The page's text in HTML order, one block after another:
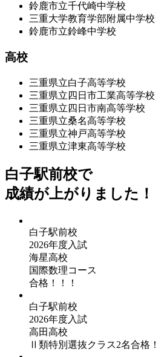
鈴鹿市立千代崎中学校
三重大学教育学部附属中学校
鈴鹿市立鈴峰中学校
高校
三重県立白子高等学校
三重県立四日市工業高等学校
三重県立四日市南高等学校
三重県立桑名高等学校
三重県立神戸高等学校
三重県立津東高等学校
白子駅前校で
成績が上がりました！
白子駅前校
2026年度入試
海星高校
国際数理コース
合格！！！
白子駅前校
2026年度入試
高田高校
Ⅱ類特別選抜クラス2名合格！